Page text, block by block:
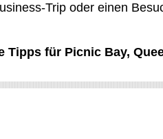
Trip oder einen
für Picnic Bay,